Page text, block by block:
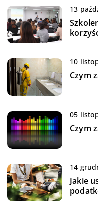
13
10
Czym
05
Czym
14
Jakie